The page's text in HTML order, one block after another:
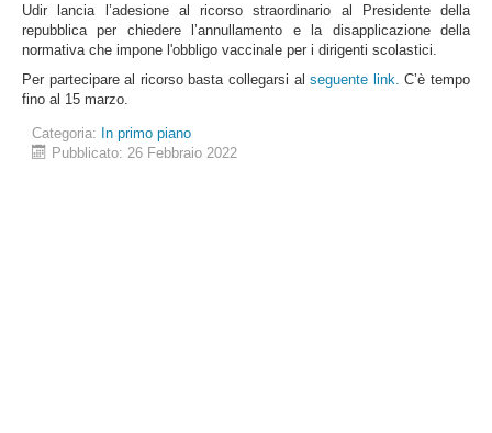
Udir lancia l’adesione al ricorso straordinario al Presidente della
repubblica per chiedere l’annullamento e la disapplicazione della
normativa che impone l'obbligo vaccinale per i dirigenti scolastici.
Per partecipare al ricorso basta collegarsi alseguente link. C’è tempo
fino al 15 marzo.
Categoria: In primo piano
Pubblicato: 26 Febbraio 2022